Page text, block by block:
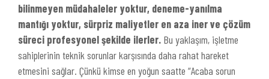
bilinmeyen müdahaleler yoktur, deneme-yanılma
mantığı yoktur, sürpriz maliyetler en aza iner ve çözüm
süreci profesyonel şekilde ilerler. Bu yaklaşım, işletme
sahiplerinin teknik sorunlar karşısında daha rahat hareket
etmesini sağlar. Çünkü kimse en yoğun saatte “Acaba sorun